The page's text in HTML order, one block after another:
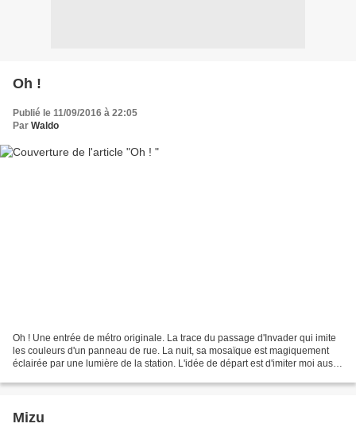
Oh !
Publié le 11/09/2016 à 22:05
Par Waldo
Oh ! Une entrée de métro originale. La trace du passage d'Invader qui imite
les couleurs d'un panneau de rue. La nuit, sa mosaïque est magiquement
éclairée par une lumière de la station. L'idée de départ est d'imiter moi aussi
Mizu